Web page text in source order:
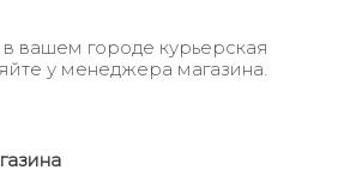
в вашем городе курьерская
у менеджера магазина.